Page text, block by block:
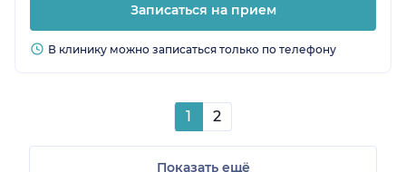
Записаться на прием
В клинику можно записаться только по телефону
1 2
Показать ещё